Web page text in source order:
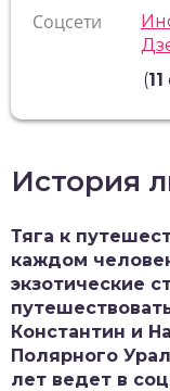
Соцсети
(11
История
Тяга к
каждом
экзотические
Константин и
Полярного
лет ведет в